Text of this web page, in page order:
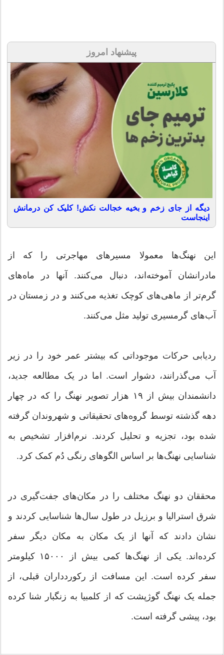
پیشنهاد امروز
دیگه از جای زخم و بخیه خجالت نکش! کلیک کن درمانش
اینجاست
این نهنگ‌ها معمولا مسیرهای مهاجرتی را که از
مادرانشان آموخته‌اند، دنبال می‌کنند. آنها در ماه‌های
گرم‌تر از ماهی‌های کوچک تغذیه می‌کنند و در زمستان در
آب‌های گرمسیری تولید مثل می‌کنند.
ردیابی حرکات موجوداتی که بیشتر عمر خود را در زیر
آب می‌گذرانند، دشوار است. اما در یک مطالعه جدید،
دانشمندان بیش از ۱۹ هزار تصویر نهنگ را که در چهار
دهه گذشته توسط گروه‌های تحقیقاتی و شهروندان گرفته
شده بود، تجزیه و تحلیل کردند. نرم‌افزار تشخیص به
شناسایی نهنگ‌ها بر اساس الگوهای رنگی دُم کمک کرد.
محققان دو نهنگ مختلف را در مکان‌های جفت‌گیری در
شرق استرالیا و برزیل در طول سال‌ها شناسایی کردند و
نشان دادند که آنها از یک مکان به مکان دیگر سفر
کرده‌اند. یکی از نهنگ‌ها کمی بیش از ۱۵۰۰۰ کیلومتر
سفر کرده است. این مسافت از رکوردداران قبلی، از
جمله یک نهنگ گوژپشت که از کلمبیا به زنگبار شنا کرده
بود، پیشی گرفته است.